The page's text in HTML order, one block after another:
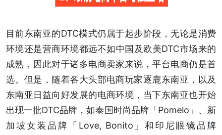
目前东南亚的DTC模式仍属于起步阶段，无论是消费
环境还是营商环境都远不如中国及欧美DTC市场来的
成熟，因此对于诸多电商卖家来说，平台电商仍是首
选。但是，随着各大头部电商玩家逐鹿东南亚，以及
东南亚日益向好发展的电商环境，当下东南亚也开始
出现一批DTC品牌，如泰国时尚品牌「Pomelo」、新
加坡女装品牌「Love, Bonito」和印尼眼镜品牌